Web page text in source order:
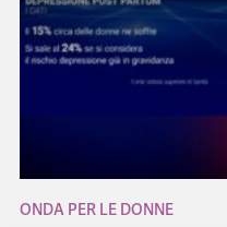
ONDA PER LE DONNE